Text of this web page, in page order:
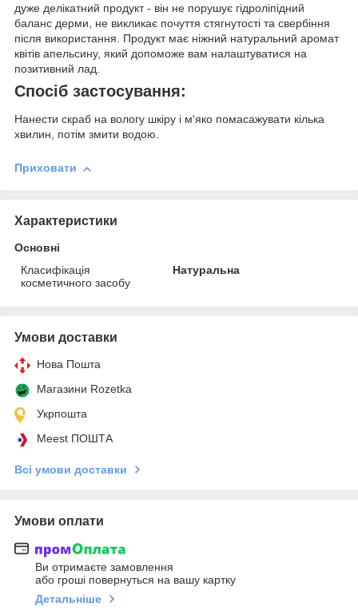
дуже делікатний продукт - він не порушує гідроліпідний
баланс дерми, не викликає почуття стягнутості та свербіння
після використання. Продукт має ніжний натуральний аромат
квітів апельсину, який допоможе вам налаштуватися на
позитивний лад.
Спосіб застосування:
Нанести скраб на вологу шкіру і м'яко помасажувати кілька
хвилин, потім змити водою.
Приховати
Характеристики
Основні
Класифікація
косметичного засобу
Натуральна
Умови доставки
Нова Пошта
Магазини Rozetka
Укрпошта
Meest ПОШТА
Всі умови доставки
Умови оплати
Ви отримаєте замовлення
або гроші повернуться на вашу картку
Детальніше